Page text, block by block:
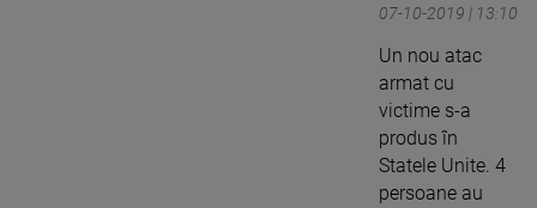
07-10-2019 | 13:10
Un nou atac
armat cu
victime s-a
produs în
Statele Unite. 4
persoane au